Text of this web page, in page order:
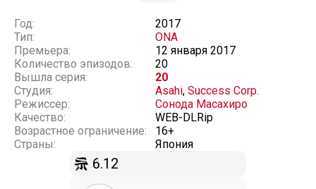
Год:
2017
Тип:
ONA
Премьера:
12 января 2017
Количество эпизодов:
20
Вышла серия:
20
Студия:
Asahi, Success Corp.
Режиссер:
Сонода Масахиро
Качество:
WEB-DLRip
Возрастное ограничение:
16+
Страны:
Япония
6.12